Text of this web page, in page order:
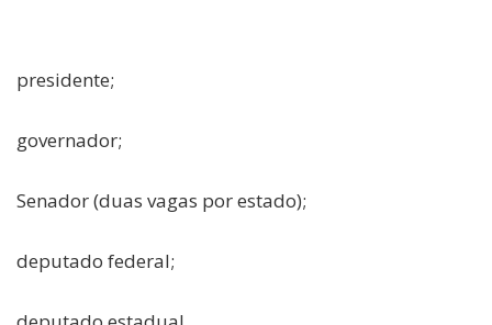
presidente;
governador;
Senador (duas vagas por estado);
deputado federal;